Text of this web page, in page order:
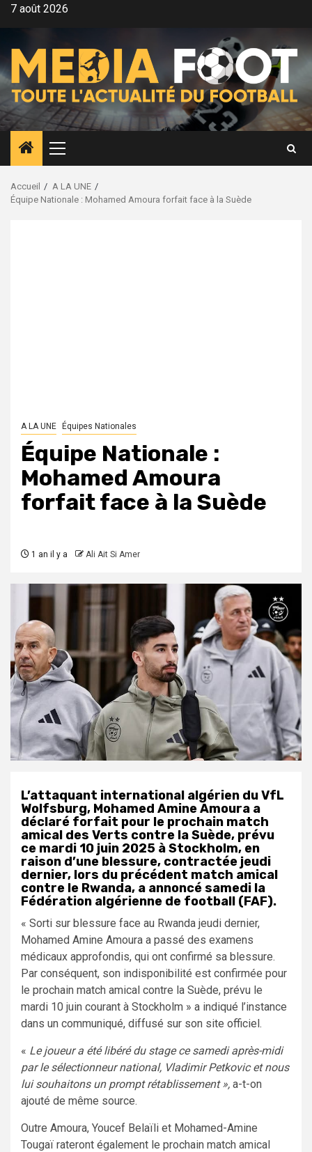
Aller7 août 2026
Menu
principal
Accueil
A LA UNE
Équipe Nationale : Mohamed Amoura forfait face à la Suède
A LA UNE Équipes Nationales
Équipe Nationale :
Mohamed Amoura
forfait face à la Suède
1 an il y a Ali Ait Si Amer
L’attaquant international algérien du VfL
Wolfsburg, Mohamed Amine Amoura a
déclaré forfait pour le prochain match
amical des Verts contre la Suède, prévu
ce mardi 10 juin 2025 à Stockholm, en
raison d’une blessure, contractée jeudi
dernier, lors du précédent match amical
contre le Rwanda, a annoncé samedi la
Fédération algérienne de football (FAF).
« Sorti sur blessure face au Rwanda jeudi dernier,
Mohamed Amine Amoura a passé des examens
médicaux approfondis, qui ont confirmé sa blessure.
Par conséquent, son indisponibilité est confirmée pour
le prochain match amical contre la Suède, prévu le
mardi 10 juin courant à Stockholm » a indiqué l’instance
dans un communiqué, diffusé sur son site officiel.
« Le joueur a été libéré du stage ce samedi après-midi
par le sélectionneur national, Vladimir Petkovic et nous
lui souhaitons un prompt rétablissement », a-t-on
ajouté de même source.
Outre Amoura, Youcef Belaïli et Mohamed-Amine
Tougaï rateront également le prochain match amical